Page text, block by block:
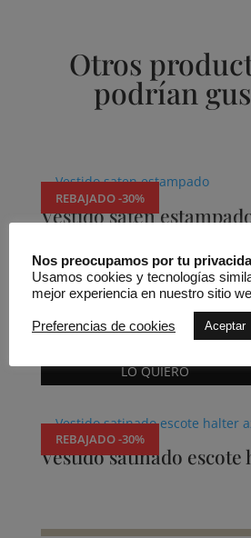
Otros
podrían
REBAJADO -30%
Vestido saten
250,00€ 175,00€
LO QUIERO
REBAJADO -30%
Vestido satinado escote
Nos preocupamos por tu
Usamos cookies y tecnologías
mejor experiencia en nuestro sitio
Preferencias de cookies Aceptar